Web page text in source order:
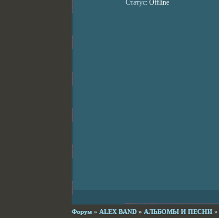
Статус: Offline
Форум » ALEX BAND » АЛЬБОМЫ И ПЕСНИ »